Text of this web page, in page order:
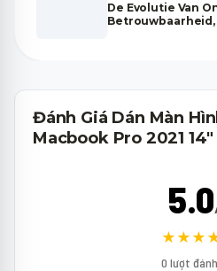
De Evolutie Van
Betrouwbaarheid,
Đánh Giá Dán Màn
Macbook Pro 2021 14"
5.0
0 lượt